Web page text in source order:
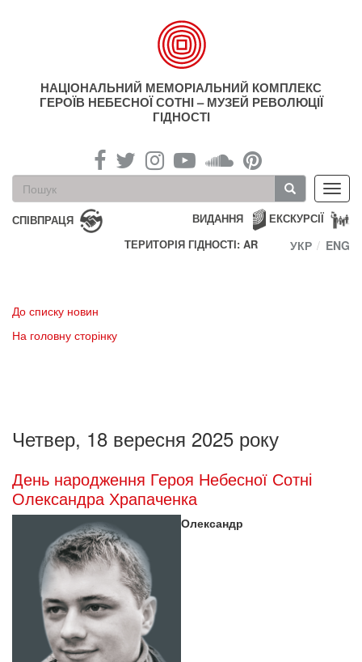
НАЦІОНАЛЬНИЙ МЕМОРІАЛЬНИЙ КОМПЛЕКС
ГЕРОЇВ НЕБЕСНОЇ СОТНІ – МУЗЕЙ РЕВОЛЮЦІЇ
ГІДНОСТІ
Пошукова
форма
Пошук
СПІВПРАЦЯ ЕКСКУРСІЇ
ВИДАННЯ
ТЕРИТОРІЯ ГІДНОСТІ: AR
УКР ENG
До списку новин
На головну сторінку
Четвер, 18 вересня 2025 року
День народження Героя Небесної Сотні
Олександра Храпаченка
Олександр